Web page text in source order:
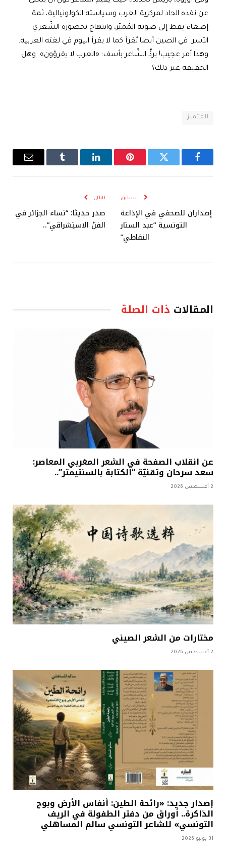
عن نقده الحاد لمركزية الغرب وسياسته الكولونيالية، ثمة
إصغاء يقظ إلى صوته المُميّز، وابتهاج بحضوره الشّعري
الآسر. في الصين أيضا يُقرأ كما لا يقرأ اليوم في لغته العربية.
وهذا أمر عجيب! يردُّ الشّاعر بأسف: «العرب لا يقرؤون». وهل
الحقيقة غير ذلك؟
المتميز
فيسبوك تويتر بينتيريستلينكدإن Tumblr
البريد
السابق
إصداران للصحفي في الإذاعة
التونسية “عبد الستار
النقاطي”
التالي
صدر حديثا: “نساء الجزائر في
الفنّ الاستِشراقي”..
المقالات ذات الصلة
عن انقلاب الصفحة في الشعر المغربي المعاصر:
سعد سرحان وتقنيّة “الكتابة بالسنتيمتر”..
2 أغسطس 2026
مختارات من الشعر الصيني
2 أغسطس 2026
إصدار جديد: «رائحة الطين: أنفاس الأرض وبوح
الذاكرة.. أوراق من دفتر الطفولة في الريف
التونسي» للشاعر التونسي سالم المساهلي
31 يوليو 2026